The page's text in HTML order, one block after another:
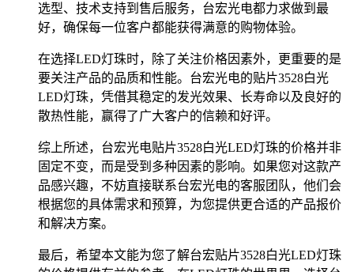
选型、技术支持到售后服务，台宏光电都力求做到最
好，确保每一位客户都能获得满意的购物体验。
在选择LED灯珠时，除了关注价格因素外，更重要的是
要关注产品的品质和性能。台宏光电的贴片3528白光
LED灯珠，凭借其稳定的发光效果、长寿命以及良好的
散热性能，赢得了广大客户的信赖和好评。
综上所述，台宏光电贴片3528白光LED灯珠的价格并非
固定不变，而是受到多种因素的影响。如果您对这款产
品感兴趣，不妨直接联系台宏光电的客服团队，他们会
根据您的具体需求和预算，为您提供更合适的产品报价
和解决方案。
最后，希望本文能为您了解台宏贴片3528白光LED灯珠